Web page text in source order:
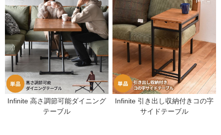
Infinite 高さ調節可能ダイニング
テーブル
Infinite 引き出し収納付きコの字
サイドテーブル